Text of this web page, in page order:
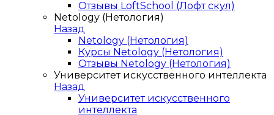
Отзывы LoftSchool (Лофт скул)
Netology (Нетология)
Назад
Netology (Нетология)
Курсы Netology (Нетология)
Отзывы Netology (Нетология)
Университет искусственного интеллекта
Назад
Университет искусственного
интеллекта